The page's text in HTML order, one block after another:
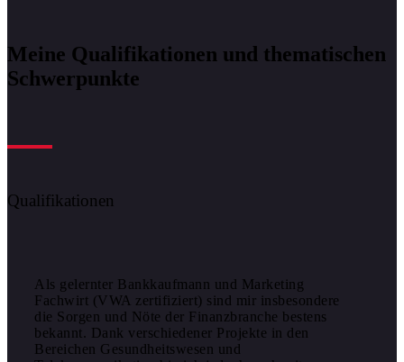
Meine Qualifikationen und thematischen
Schwerpunkte
Qualifikationen
Als gelernter Bankkaufmann und Marketing
Fachwirt (VWA zertifiziert) sind mir insbesondere
die Sorgen und Nöte der Finanzbranche bestens
bekannt. Dank verschiedener Projekte in den
Bereichen Gesundheitswesen und